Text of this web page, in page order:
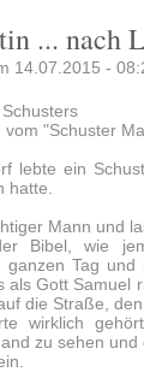
... nach
14.07.2015 -
"Schuster
lebte ein
hatte.
Mann und
Bibel, wie
ganzen Tag
als Gott Samuel
die Straße,
wirklich
zu sehen und